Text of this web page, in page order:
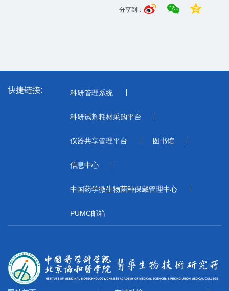
分享到：
快捷链接: 科研管理系统
科研试剂耗材采购平台
仪器共享管理平台 图书馆
信息中心
中国药学微生物菌种保藏管理中心
PUMC邮箱